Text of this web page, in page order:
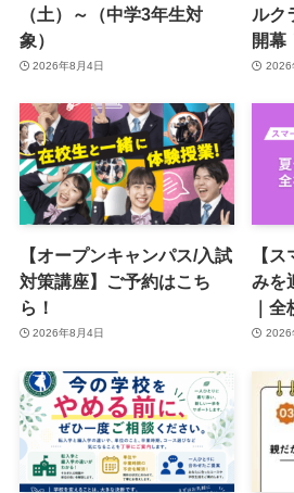
（土）～（中学3年生対
象）
2026年8月4日
ルク
開幕
2026
【オープンキャンパス/入試
対策講座】ご予約はこち
ら！
2026年8月4日
【
みを
｜
2026